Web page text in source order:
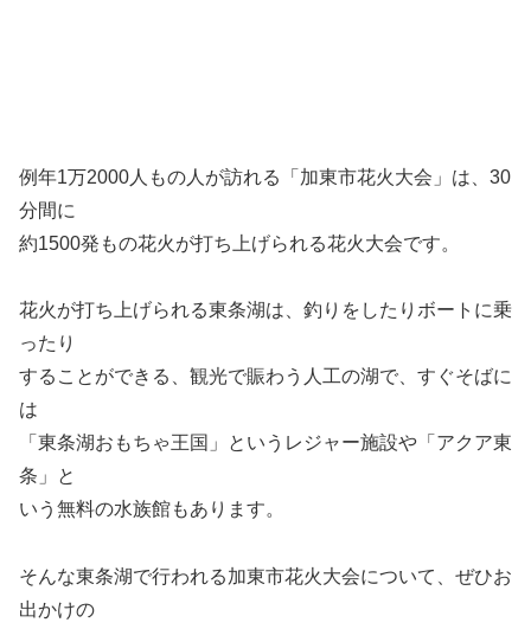
例年1万2000人もの人が訪れる「加東市花火大会」は、30
分間に
約1500発もの花火が打ち上げられる花火大会です。
花火が打ち上げられる東条湖は、釣りをしたりボートに乗
ったり
することができる、観光で賑わう人工の湖で、すぐそばに
は
「東条湖おもちゃ王国」というレジャー施設や「アクア東
条」と
いう無料の水族館もあります。
そんな東条湖で行われる加東市花火大会について、ぜひお
出かけの